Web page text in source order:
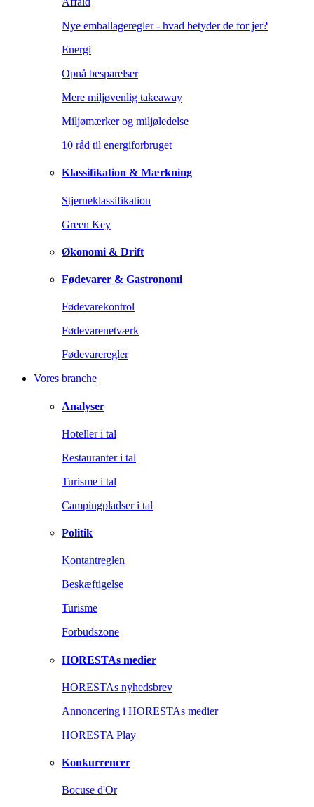
Nye emballageregler - hvad betyder de for jer?
Energi
Opnå besparelser
Mere miljøvenlig takeaway
Miljømærker og miljøledelse
10 råd til energiforbruget
Klassifikation & Mærkning
Stjerneklassifikation
Green Key
Økonomi & Drift
Fødevarer & Gastronomi
Fødevarekontrol
Fødevarenetværk
Fødevareregler
Vores branche
Analyser
Hoteller i tal
Restauranter i tal
Turisme i tal
Campingpladser i tal
Politik
Kontantreglen
Beskæftigelse
Turisme
Forbudszone
HORESTAs medier
HORESTAs nyhedsbrev
Annoncering i HORESTAs medier
HORESTA Play
Konkurrencer
Bocuse d'Or